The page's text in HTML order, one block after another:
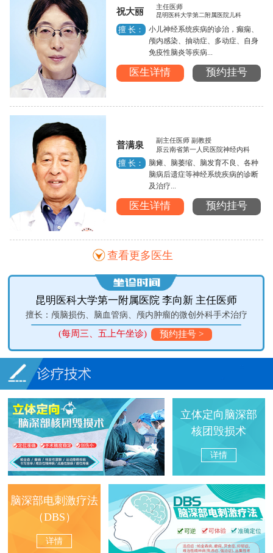
祝大丽 主任医师
昆明医科大学第二附属医院儿科
擅 长：
小儿神经系统疾病的诊治，癫痫、
颅内感染、抽动症、多动症、自身
免疫性脑炎等疾病...
医生详情 预约挂号
普满泉
副主任医师 副教授
原云南省第一人民医院神经内科
擅 长：
脑瘫、脑萎缩、脑发育不良、各种
脑病后遗症等神经系统疾病的诊断
及治疗...
医生详情 预约挂号
查看更多医生
昆明医科大学第一附属医院 李向新 主任医师
擅长：颅脑损伤、脑血管病、颅内肿瘤的微创外科手术治疗
(每周三、五上午坐诊) 预约挂号 >
立体定向脑深部
核团毁损术
详情
脑深部电刺激疗法
（DBS）
详情